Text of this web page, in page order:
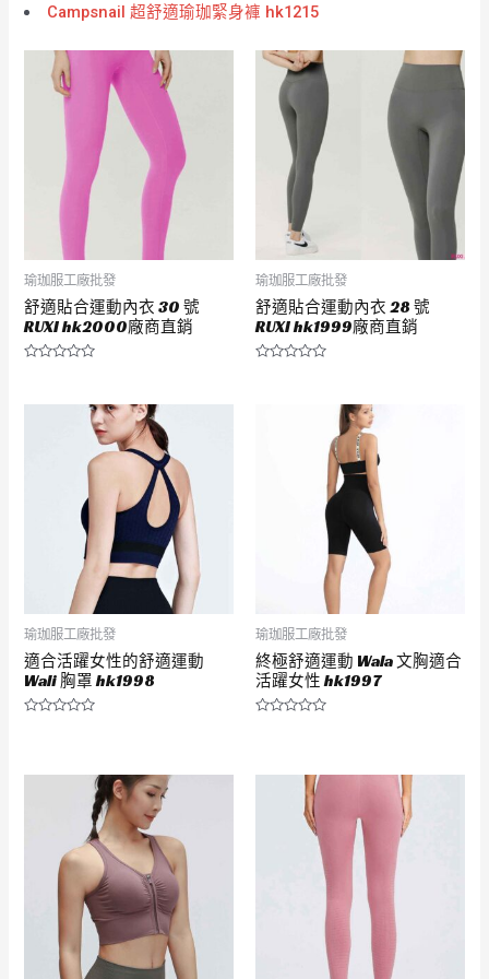
Campsnail 超舒適瑜珈緊身褲 hk1215
瑜珈服工廠批發
舒適貼合運動內衣 30 號
RUXI hk2000廠商直銷
瑜珈服工廠批發
舒適貼合運動內衣 28 號
RUXI hk1999廠商直銷
瑜珈服工廠批發
適合活躍女性的舒適運動
Wali 胸罩 hk1998
分
瑜珈服工廠批發
終極舒適運動 Wala 文胸適合
活躍女性 hk1997
分